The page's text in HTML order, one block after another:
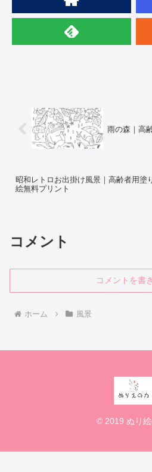
雨の森｜高
昭和レトロお出掛け風景｜高齢者用塗
絵無料プリント
コメント
コメントを書
ホーム 風景
© 2019 ぬり絵